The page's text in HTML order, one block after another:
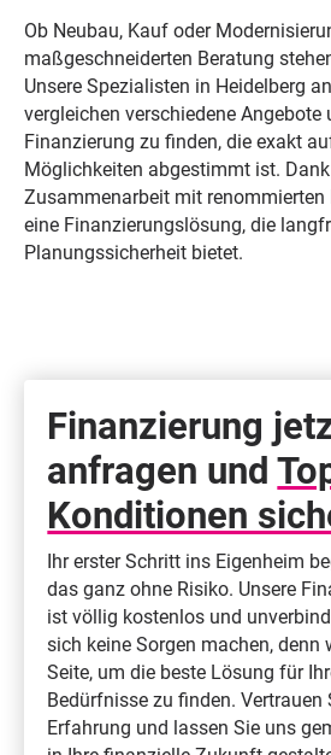
Ob Neubau, Kauf oder
maßgeschneiderten Beratung
Unsere Spezialisten in Heidelberg
vergleichen verschiedene Angebote
Finanzierung zu finden, die exakt
Möglichkeiten abgestimmt ist.
Zusammenarbeit mit renommierten
eine Finanzierungslösung, die
Planungssicherheit bietet.
Finanzierung
anfragen und
Konditionen
Ihr erster Schritt ins Eigenheim
das ganz ohne Risiko. Unsere
ist völlig kostenlos und
sich keine Sorgen machen, denn
Seite, um die beste Lösung für
Bedürfnisse zu finden. Vertrauen
Erfahrung und lassen Sie uns